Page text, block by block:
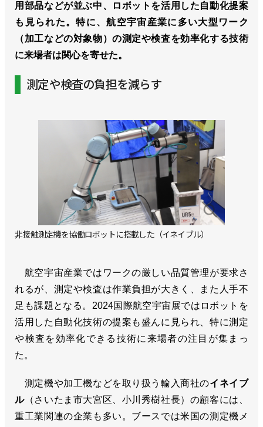
用部品などが並ぶ中、ロボットを活用した自動化提案
も見られた。特に、航空宇宙産業に多い大型ワーク
（加工などの対象物）の測定や検査を効率化する技術
に来場者は関心を寄せた。
測定や検査の負担を減らす
非接触測定機を協働ロボットに搭載した（イネイブル）
航空宇宙産業ではワークの厳しい品質管理が要求さ
れるが、測定や検査は作業負担が大きく、また人手不
足も課題となる。2024国際航空宇宙展ではロボットを
活用した自動化技術の提案も盛んに見られ、特に測定
や検査を効率化できる技術に来場者の注目が集まっ
た。
測定機や加工機などを取り扱う輸入商社のイネイブ
ル（さいたま市大宮区、小川秀樹社長）の顧客には、
重工業関連の企業も多い。ブースでは米国の測定機メ